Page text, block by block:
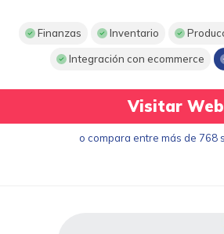
Finanzas Inventario
Integración con ecommerce
Visitar Web
o compara entre más de 768